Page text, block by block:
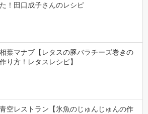
た！田口成子さんのレシピ
相葉マナブ【レタスの豚バラチーズ巻きの
作り方！レタスレシピ】
青空レストラン【氷魚のじゅんじゅんの作